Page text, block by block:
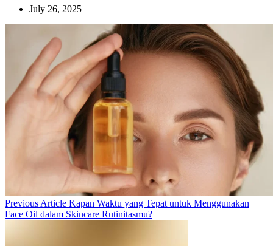
July 26, 2025
Previous Article Previous
Post:
Kapan Waktu yang Tepat untuk Menggunakan
Face Oil dalam Skincare Rutinitasmu?